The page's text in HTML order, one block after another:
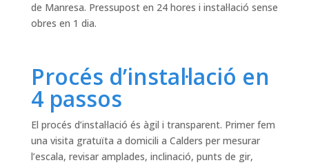
de Manresa. Pressupost en 24 hores i instal·lació sense
obres en 1 dia.
Procés d’instal·lació en
4 passos
El procés d’instal·lació és àgil i transparent. Primer fem
una visita gratuïta a domicili a Calders per mesurar
l’escala, revisar amplades, inclinació, punts de gir,